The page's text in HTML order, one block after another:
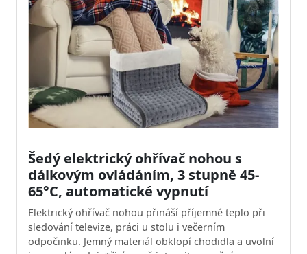
Šedý elektrický ohřívač nohou s
dálkovým ovládáním, 3 stupně 45-
65°C, automatické vypnutí
Elektrický ohřívač nohou přináší příjemné teplo při
sledování televize, práci u stolu i večerním
odpočinku. Jemný materiál obklopí chodidla a uvolní